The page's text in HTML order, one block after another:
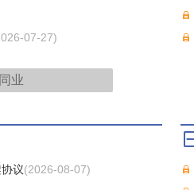
07-27)
业
议(2026-08-07)